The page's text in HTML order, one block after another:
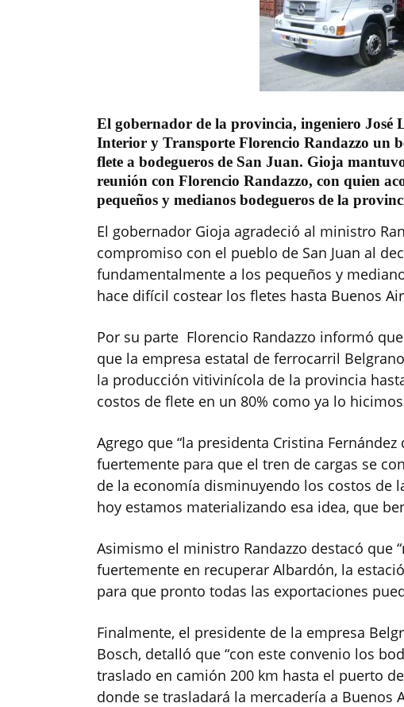
El gobernador de la provincia, ingeniero José
Interior y Transporte Florencio Randazzo un
flete a bodegueros de San Juan. Gioja
reunión con Florencio Randazzo, con quien
pequeños y medianos bodegueros de la
El gobernador Gioja agradeció al ministro
compromiso con el pueblo de San Juan al
fundamentalmente a los pequeños y
hace difícil costear los fletes hasta Buenos
Por su parte Florencio Randazzo informó
que la empresa estatal de ferrocarril
la producción vitivinícola de la provincia
costos de flete en un 80% como ya lo
Agrego que “la presidenta Cristina
fuertemente para que el tren de cargas se
de la economía disminuyendo los costos de
hoy estamos materializando esa idea, que
Asimismo el ministro Randazzo destacó que
fuertemente en recuperar Albardón, la
para que pronto todas las exportaciones
Finalmente, el presidente de la empresa
Bosch, detalló que “con este convenio los
traslado en camión 200 km hasta el puerto
donde se trasladará la mercadería a Buenos